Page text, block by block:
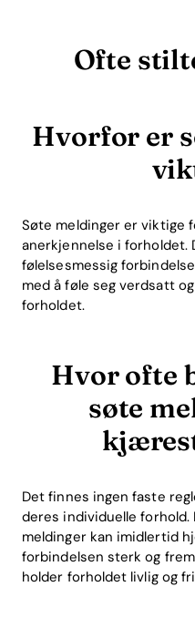
Ofte
Hvorfor er
Søte meldinger er viktige
anerkjennelse i forholdet.
følelsesmessig
med å føle seg verdsatt
forholdet.
Hvor ofte
søte
Det finnes ingen faste
deres individuelle forhold.
meldinger kan imidlertid
forbindelsen sterk og
holder forholdet livlig og